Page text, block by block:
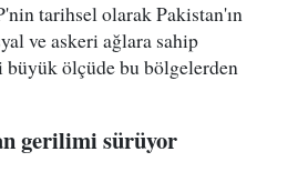
tarihsel olarak Pakistan'ın
ve askeri ağlara sahip
ölçüde bu bölgelerden
gerilimi sürüyor